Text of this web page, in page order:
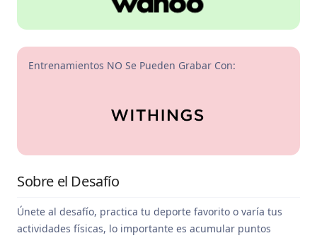
Entrenamientos NO Se Pueden Grabar Con:
Sobre el Desafío
Únete al desafío, practica tu deporte favorito o varía tus
actividades físicas, lo importante es acumular puntos